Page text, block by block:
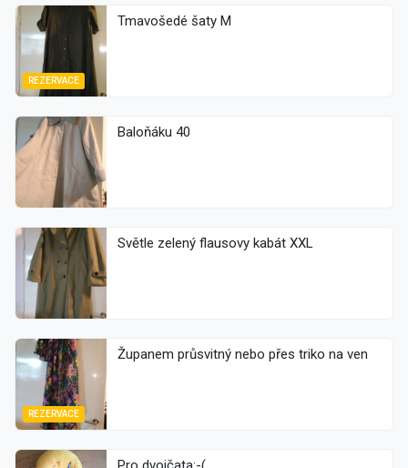
REZERVACE
Tmavošedé šaty M
Baloňáku 40
Světle zelený flausovy kabát XXL
REZERVACE
Županem průsvitný nebo přes triko na ven